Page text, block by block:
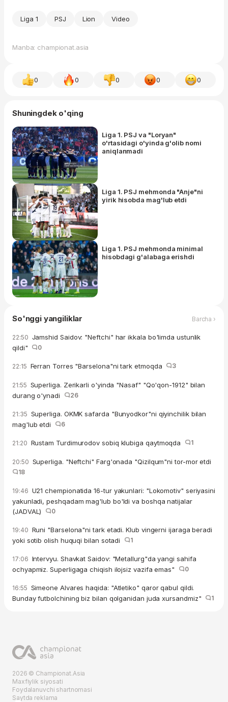
Liga 1 PSJ Lion Video
Manba: championat.asia
0 0 0 0 0
Shuningdek o'qing
Liga 1. PSJ va "Loryan"
o'rtasidagi o'yinda g'olib nomi
aniqlanmadi
Liga 1. PSJ mehmonda "Anje"ni
yirik hisobda mag'lub etdi
Liga 1. PSJ mehmonda minimal
hisobdagi g'alabaga erishdi
So'nggi yangiliklar Barcha ›
22:50 Jamshid Saidov: "Neftchi" har ikkala bo'limda ustunlik
qildi"
0
22:15 Ferran Torres "Barselona"ni tark etmoqda 3
21:55 Superliga. Zerikarli o'yinda "Nasaf" "Qo'qon-1912" bilan
durang o'ynadi
26
21:35 Superliga. OKMK safarda "Bunyodkor"ni qiyinchilik bilan
mag'lub etdi
6
21:20 Rustam Turdimurodov sobiq klubiga qaytmoqda 1
20:50 Superliga. "Neftchi" Farg'onada "Qizilqum"ni tor-mor etdi
18
19:46 U21 chempionatida 16-tur yakunlari: "Lokomotiv" seriyasini
yakunladi, peshqadam mag'lub bo'ldi va boshqa natijalar
(JADVAL)
0
19:40 Runi "Barselona"ni tark etadi. Klub vingerni ijaraga beradi
yoki sotib olish huquqi bilan sotadi
1
17:06 Intervyu. Shavkat Saidov: "Metallurg"da yangi sahifa
ochyapmiz. Superligaga chiqish ilojsiz vazifa emas"
0
16:55 Simeone Alvares haqida: "Atletiko" qaror qabul qildi.
Bunday futbolchining biz bilan qolganidan juda xursandmiz"
1
2026 © Championat.Asia
Maxfiylik siyosati
Foydalanuvchi shartnomasi
Saytda reklama